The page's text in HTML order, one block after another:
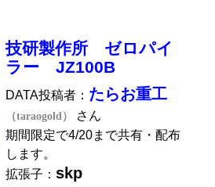
技研製作所 ゼロパイ
ラー JZ100B
DATA投稿者： たらお重工
（taraogold）
さん
期間限定で4/20まで共有・配布
します。
拡張子：skp